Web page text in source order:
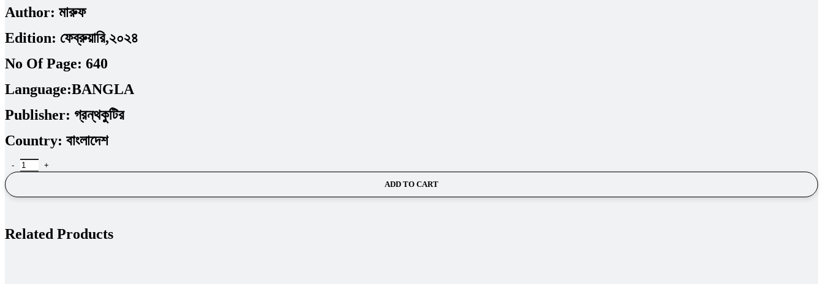
Author: মারুফ
Edition: ফেব্রুয়ারি,২০২৪
No Of Page: 640
Language:BANGLA
Publisher: গ্রন্থকুটির
Country: বাংলাদেশ
ADD TO CART
Related Products